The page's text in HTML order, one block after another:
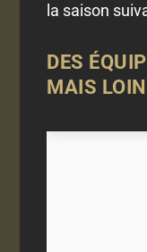
la saison
DES
MAIS LOIN